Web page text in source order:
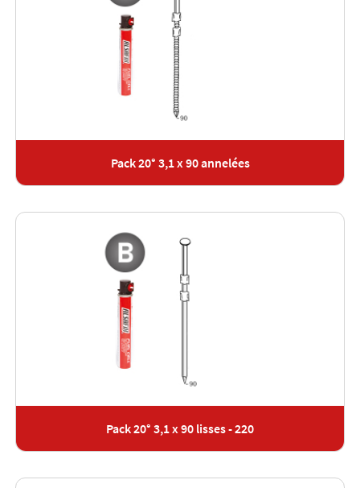
Pack 20° 3,1 x 90 annelées
Pack 20° 3,1 x 90 lisses - 220